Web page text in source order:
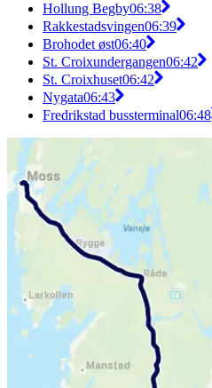
Hollung Begby06:38
Rakkestadsvingen06:39
Brohodet øst06:40
St. Croixundergangen06:42
St. Croixhuset06:42
Nygata06:43
Fredrikstad bussterminal06:48